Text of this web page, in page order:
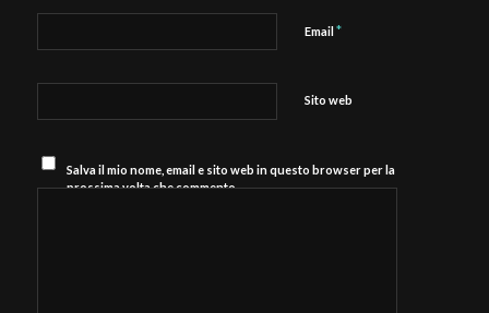
Email *
Sito web
Salva il mio nome, email e sito web in questo browser per la
prossima volta che commento.